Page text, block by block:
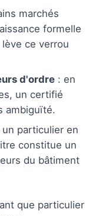
marchés
formelle
ce verrou
d'ordre : en
un certifié
ambiguïté.
un particulier en
constitue un
du bâtiment
que particulier